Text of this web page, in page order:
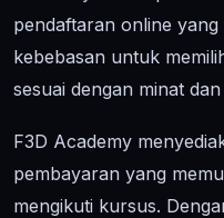
pendaftaran online yang
kebebasan untuk
sesuai dengan minat
F3D Academy
pembayaran yang
mengikuti kursus.